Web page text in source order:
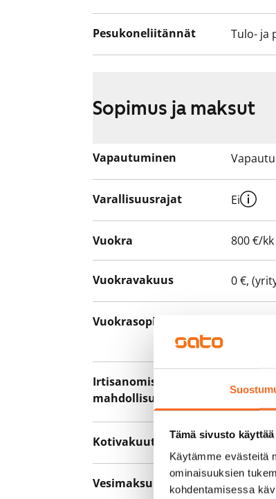
Tämä sivusto
Käytämme evästeitä
ominaisuuksien
kohdentamisessa
Pesukoneliitännät Tulo- ja
Sopimus ja maksut
Vapautuminen
Varallisuusrajat Ei
Vuokra 800 €/kk
Vuokravakuus 0 €,
Vuokrasopimus
Irtisanomis­
mahdollisuus
12 kk
Kotivakuutus
Vesimaksu 27 €/